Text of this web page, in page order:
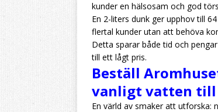
kunder en hälsosam och god
En 2-liters dunk ger upphov till
flertal kunder utan att behöva
Detta sparar både tid och
till ett lågt pris.
Beställ
vanligt vatten till
En värld av smaker att utforska: